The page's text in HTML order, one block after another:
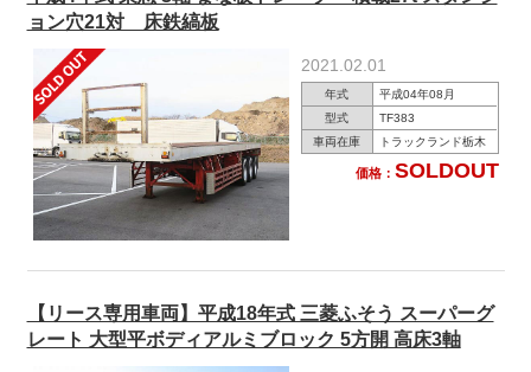
ョン穴21対 床鉄縞板
2021.02.01
年式
平成04年08月
型式
TF383
車両在庫
トラックランド栃木
価格： SOLDOUT
【リース専用車両】平成18年式 三菱ふそう スーパーグ
レート 大型平ボディアルミブロック 5方開 高床3軸